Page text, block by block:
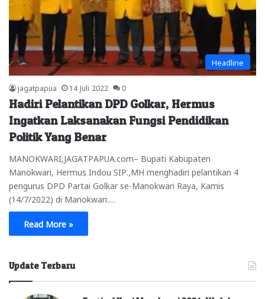
Headline
jagatpapua 14 Juli 2022 0
Hadiri Pelantikan DPD Golkar, Hermus
Ingatkan Laksanakan Fungsi Pendidikan
Politik Yang Benar
MANOKWARI,JAGATPAPUA.com– Bupati Kabupaten
Manokwari, Hermus Indou SIP.,MH menghadiri pelantikan 4
pengurus DPD Partai Golkar se-Manokwari Raya, Kamis
(14/7/2022) di Manokwari.…
Read More »
Update Terbaru